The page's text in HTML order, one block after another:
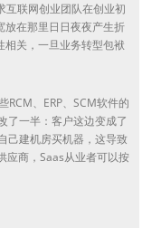
联网创业团队在创业初
放在那里日日夜夜产生折
相关，一旦业务转型包袱
、ERP、SCM软件的
了一半：客户这边变成了
己建机房买机器，这导致
应商，Saas从业者可以按